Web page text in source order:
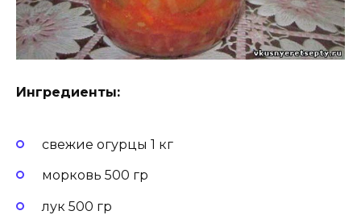
Ингредиенты:
свежие огурцы 1 кг
морковь 500 гр
лук 500 гр